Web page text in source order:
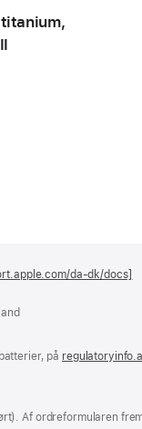
da-dk/docs]
på
Af ordreformularen